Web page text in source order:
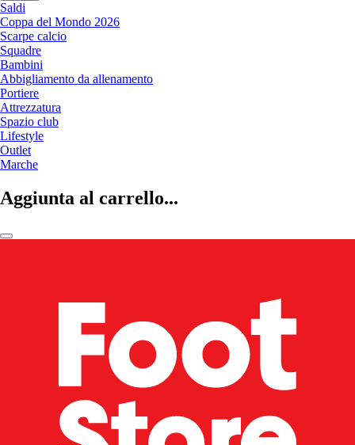
Saldi
Coppa del Mondo 2026
Scarpe calcio
Squadre
Bambini
Abbigliamento da allenamento
Portiere
Attrezzatura
Spazio club
Lifestyle
Outlet
Marche
Aggiunta al carrello...